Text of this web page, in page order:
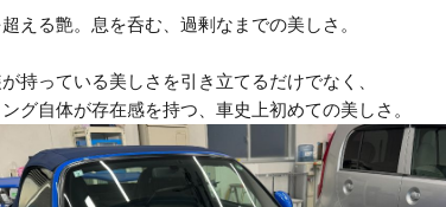
超える艶。息を呑む、過剰なまでの美しさ。
持っている美しさを引き立てるだけでなく、
グ自体が存在感を持つ、車史上初めての美しさ。